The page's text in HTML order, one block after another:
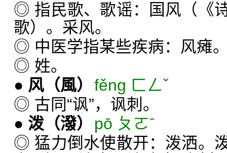
◎ 指民歌、歌谣：国风（《
歌）。采风。
◎ 中医学指某些疾病：风瘫
◎ 姓。
● 风 （風） fěng ㄈㄥˇ
◎ 古同“讽”，讽刺。
● 泼 （潑）
pō ㄆㄛˉ
◎ 猛力倒水使散开：泼洒。